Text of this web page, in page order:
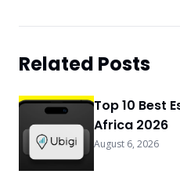
Related Posts
Top 10 Best
Africa 2026
August 6, 2026